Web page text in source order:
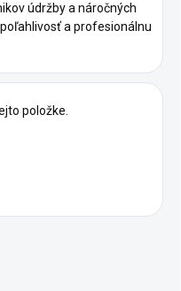
údržby a náročných
a profesionálnu
položke.